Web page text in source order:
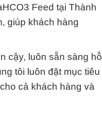
Feed tại Thành
giúp khách hàng
cậy, luôn sẵn sàng hỗ
tôi luôn đặt mục tiêu
cả khách hàng và